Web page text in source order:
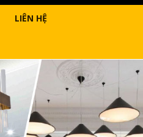
LIÊN HỆ